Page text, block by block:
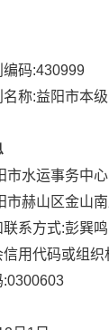
码:430999
称:益阳市本级
市水运事务中心
市赫山区金山
系方式:彭巽
用代码或组织
:0300603